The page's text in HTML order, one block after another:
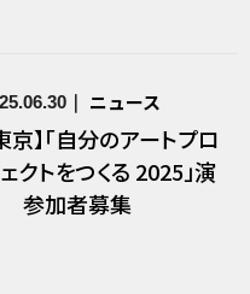
ニュース
京】「自分のアートプロ
クトをつくる 2025」演
参加者募集